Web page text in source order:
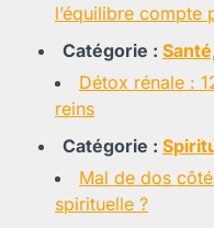
l’équilibre compte
Catégorie :
Détox rénale :
reins
Catégorie :
Mal de dos
spirituelle ?